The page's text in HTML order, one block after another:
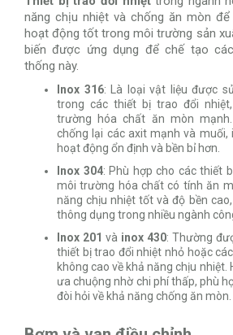
năng chịu nhiệt và chống ăn mòn
hoạt động tốt trong môi trường sản
biến được ứng dụng để chế tạo
thống này.
Inox 316: Là loại vật liệu được
trong các thiết bị trao đổi
trường hóa chất ăn mòn
chống lại các axit mạnh và muối,
hoạt động ổn định và bền bỉ hơn.
Inox 304: Phù hợp cho các thiết
môi trường hóa chất có tính ăn
năng chịu nhiệt tốt và độ bền
thông dụng trong nhiều ngành
Inox 201 và inox 430: Thường
thiết bị trao đổi nhiệt nhỏ hoặc
không cao về khả năng chịu nhiệt.
ưa chuộng nhờ chi phí thấp, phù
đòi hỏi về khả năng chống ăn mòn.